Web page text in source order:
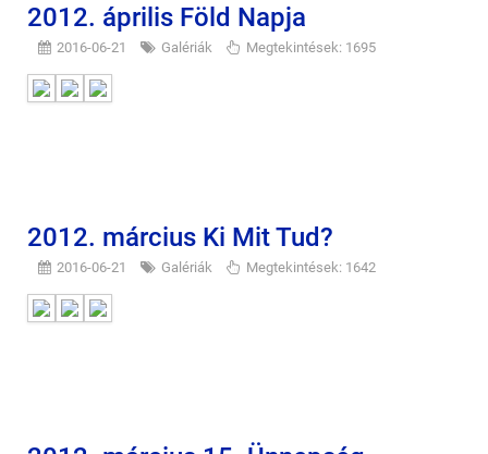
2012. április Föld Napja
2016-06-21 Galériák Megtekintések: 1695
2012. március Ki Mit Tud?
2016-06-21 Galériák Megtekintések: 1642